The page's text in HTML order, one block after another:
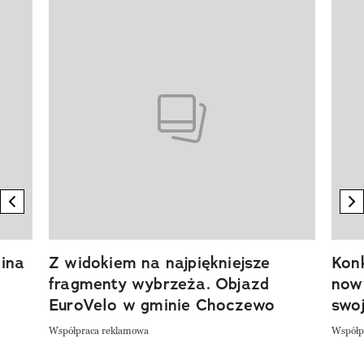
previous element
Z widokiem na najpiękniejsze
fragmenty wybrzeża. Objazd
EuroVelo w gminie Choczewo
Współpraca reklamowa